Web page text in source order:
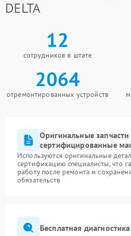
DELTA
12
сотрудников в штате
2064
отремонтированных устройств
Оригинальные запчасти
сертифицированные
Используются оригинальные
сертификацию специалисты, что
работу после ремонта и
обязательств
Бесплатная